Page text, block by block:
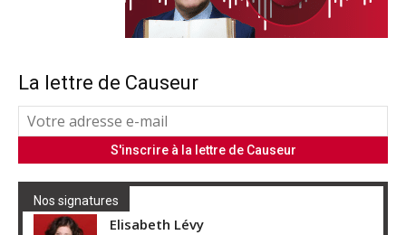
La lettre de Causeur
Nos signatures
Elisabeth Lévy